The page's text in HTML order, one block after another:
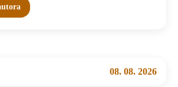
08. 08. 2026